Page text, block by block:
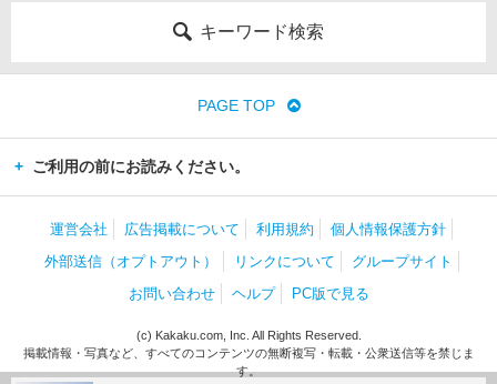
キーワード検索
PAGE TOP
ご利用の前にお読みください。
運営会社 広告掲載について 利用規約
個人情報保護方針
外部送信（オプトアウト）
リンクについて
グループサイト
お問い合わせ
ヘルプ PC版で見る
(c) Kakaku.com, Inc. All Rights Reserved.
掲載情報・写真など、すべてのコンテンツの無断複写・転載・公衆送信等を禁じま
す。